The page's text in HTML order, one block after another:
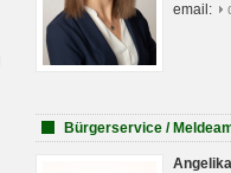
email:
Bürgerservice /